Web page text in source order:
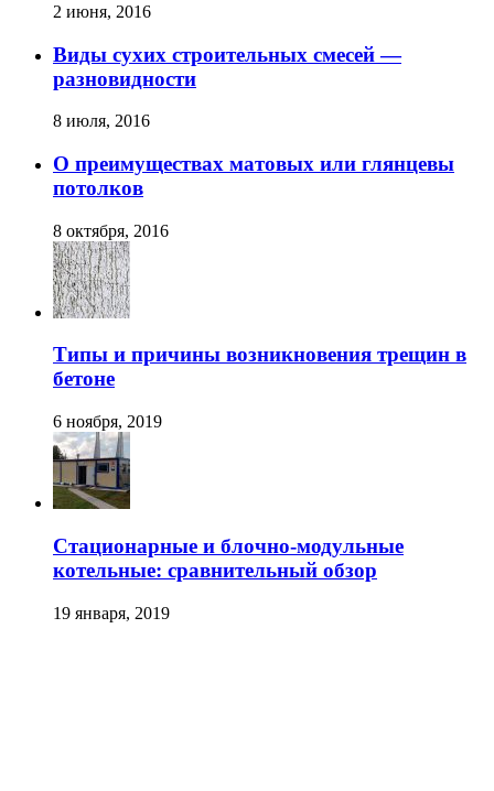
2 июня, 2016
Виды сухих строительных смесей —
разновидности
8 июля, 2016
О преимуществах матовых или глянцевы
потолков
8 октября, 2016
Типы и причины возникновения трещин в
бетоне
6 ноября, 2019
Стационарные и блочно-модульные
котельные: сравнительный обзор
19 января, 2019